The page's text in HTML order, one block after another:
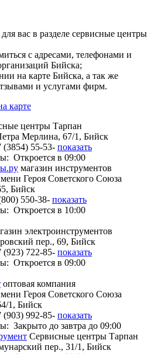
вас в разделе сервисные центры
с адресами, телефонами и
Бийска;
на карте Бийска, а так же
и услугами фирм.
карте
центры Тарпан
Мерлина, 67/1, Бийск
(3854) 55-53- показать
Откроется в 09:00
магазин инструментов
Героя Советского Союза
Бийск
550-38- показать
Откроется в 10:00
электроинструментов
пер., 69, Бийск
(923) 722-85- показать
Откроется в 09:00
оптовая компания
Героя Советского Союза
1, Бийск
(903) 992-85- показать
Закрыто до завтра до 09:00
Сервисные центры Тарпан
пер., 31/1, Бийск